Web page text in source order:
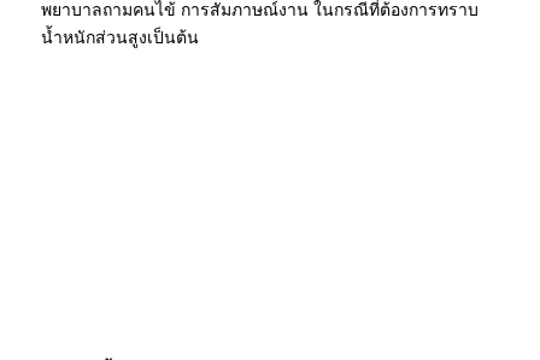
พยาบาลถามคนไข้ การสัมภาษณ์งาน ในกรณีที่ต้องการทราบ
น้ำหนักส่วนสูงเป็นต้น